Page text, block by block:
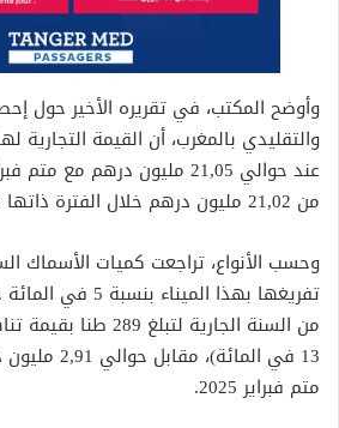
وأوضح المكتب، في تقريره الأخير حول
والتقليدي بالمغرب، أن القيمة التجارية
عند حوالي 21,05 مليون درهم
من 21,02 مليون درهم خلال الفترة ذاتها من 2025.
وحسب الأنواع، تراجعت كميات الأسماك
تفريغها بهذا
متم فبراير 2025.